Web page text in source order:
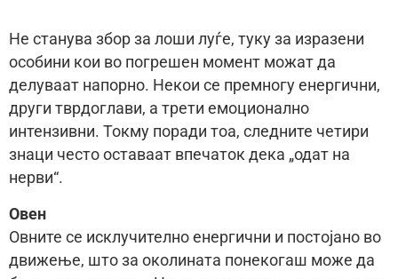
Не станува збор за лоши луѓе, туку за изразени
особини кои во погрешен момент можат да
делуваат напорно. Некои се премногу енергични,
други тврдоглави, а трети емоционално
интензивни. Токму поради тоа, следните четири
знаци често оставаат впечаток дека „одат на
нерви“.
Овен
Овните се исклучително енергични и постојано во
движење, што за околината понекогаш може да